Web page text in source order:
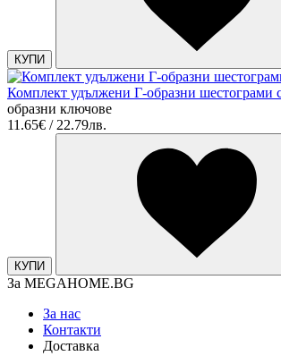
КУПИ
Комплект удължени Г-образни шестограми
образни ключове
11.65€ / 22.79лв.
КУПИ
За MEGAHOME.BG
За нас
Контакти
Доставка